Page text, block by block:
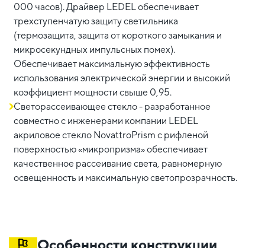
000 часов). Драйвер LEDEL обеспечивает
трехступенчатую защиту светильника
(термозащита, защита от короткого замыкания и
микросекундных импульсных помех).
Обеспечивает максимальную эффективность
использования электрической энергии и высокий
коэффициент мощности свыше 0,95.
Светорассеивающее стекло - разработанное
совместно с инженерами компании LEDEL
акриловое стекло NovattroPrism с рифленой
поверхностью «микропризма» обеспечивает
качественное рассеивание света, равномерную
освещенность и максимальную светопрозрачность.
Особенности конструкции